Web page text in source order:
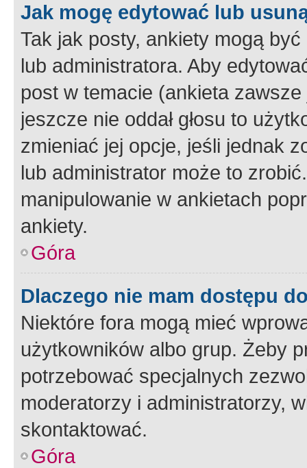
Jak mogę edytować lub
Tak jak posty, ankiety mogą
lub administratora. Aby
post w temacie (ankieta
jeszcze nie oddał głosu to
zmieniać jej opcje, jeśli jednak
lub administrator może to
manipulowanie w ankietach
ankiety.
Góra
Dlaczego nie mam dostępu
Niektóre fora mogą mieć
użytkowników albo grup. Żeby
potrzebować specjalnych
moderatorzy i administratorzy,
skontaktować.
Góra